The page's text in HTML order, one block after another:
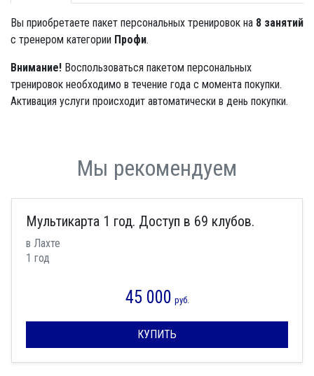
Вы приобретаете пакет персональных тренировок на 8 занятий
с тренером категории Профи.
Внимание! Воспользоваться пакетом персональных
тренировок необходимо в течение года с момента покупки.
Активация услуги происходит автоматически в день покупки.
Мы рекомендуем
Мультикарта 1 год. Доступ в 69 клубов.
в Лахте
1 год
45 000 руб.
КУПИТЬ